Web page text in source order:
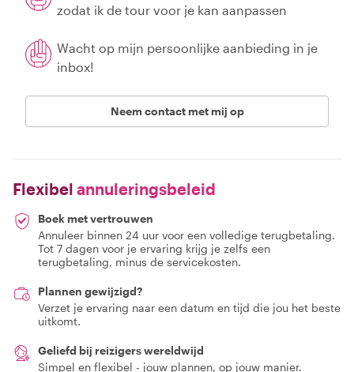
zodat ik de tour voor je kan aanpassen
Wacht op mijn persoonlijke aanbieding in je
inbox!
Neem contact met mij op
Flexibel annuleringsbeleid
Boek met vertrouwen
Annuleer binnen 24 uur voor een volledige terugbetaling.
Tot 7 dagen voor je ervaring krijg je zelfs een
terugbetaling, minus de servicekosten.
Plannen gewijzigd?
Verzet je ervaring naar een datum en tijd die jou het beste
uitkomt.
Geliefd bij reizigers wereldwijd
Simpel en flexibel - jouw plannen, op jouw manier.